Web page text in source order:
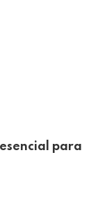
para